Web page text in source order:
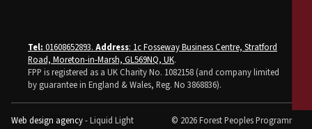
Tel: 01608652893. Address: 1c Fosseway Business Centre, Stratford
Road, Moreton-in-Marsh, GL569NQ, UK.
FPP is registered as a UK Charity No. 1082158 (and company limited
by guarantee in England & Wales, Reg. No 3868836).
Web design agency- Liquid Light © 2026 Forest Peoples Programme